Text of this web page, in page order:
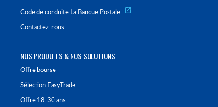
Code de conduite La Banque Postale
Contactez-nous
NOS PRODUITS & NOS SOLUTIONS
Offre bourse
Sélection EasyTrade
Offre 18-30 ans